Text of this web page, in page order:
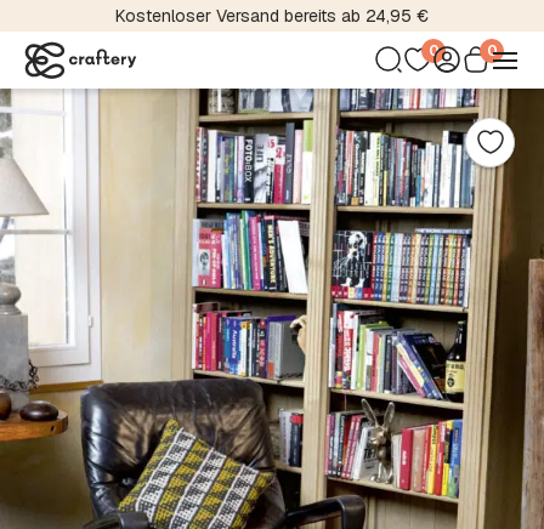
Kostenloser Versand bereits ab 24,95 €
0 0